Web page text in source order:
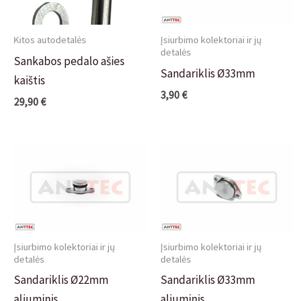
Kitos autodetalės
Sankabos pedalo ašies
kaištis
29,90€
Įsiurbimo kolektoriai ir jų
detalės
Sandariklis Ø33mm
3,90€
Įsiurbimo kolektoriai ir jų
detalės
Sandariklis Ø22mm
Įsiurbimo kolektoriai ir jų
detalės
Sandariklis Ø33mm